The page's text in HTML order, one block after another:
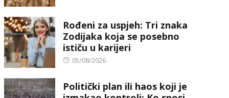
Rođeni za uspjeh: Tri znaka
Zodijaka koja se posebno
ističu u karijeri
Posted
05/08/2026
Politički plan ili haos koji je